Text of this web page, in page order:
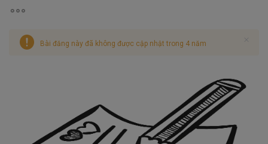
Bài đăng này đã không được cập nhật trong 4 năm